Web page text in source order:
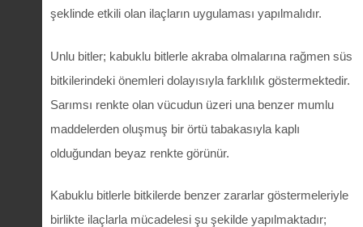
şeklinde etkili olan ilaçların uygulaması yapılmalıdır.
Unlu bitler; kabuklu bitlerle akraba olmalarına rağmen süs
bitkilerindeki önemleri dolayısıyla farklılık göstermektedir.
Sarımsı renkte olan vücudun üzeri una benzer mumlu
maddelerden oluşmuş bir örtü tabakasıyla kaplı
olduğundan beyaz renkte görünür.
Kabuklu bitlerle bitkilerde benzer zararlar göstermeleriyle
birlikte ilaçlarla mücadelesi şu şekilde yapılmaktadır;